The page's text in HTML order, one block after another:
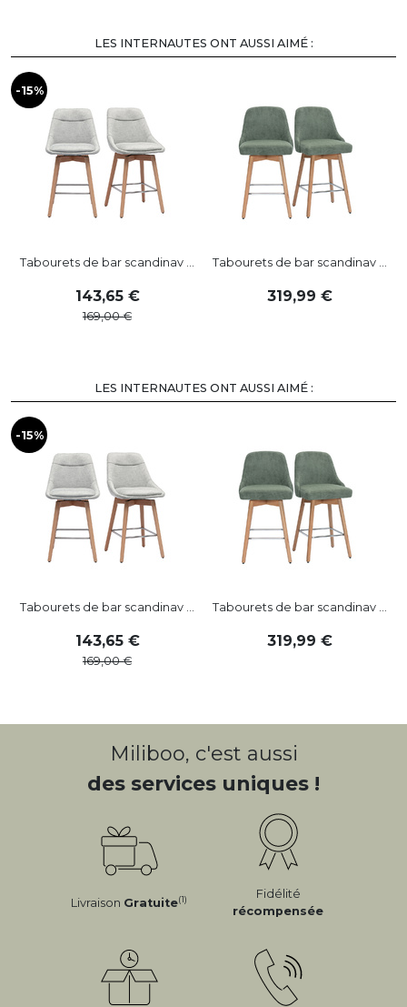
LES INTERNAUTES ONT AUSSI AIMÉ :
-15%
Tabourets de bar scandinav ...
143,65
169,00
Tabourets de bar scandinav ...
319,99
LES INTERNAUTES ONT AUSSI AIMÉ :
-15%
Tabourets de bar scandinav ...
143,65
169,00
Tabourets de bar scandinav ...
319,99
Miliboo, c'est aussi
des services uniques !
Livraison Gratuite(1)
Fidélité
récompensée